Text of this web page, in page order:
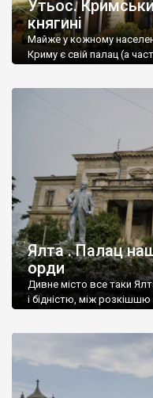
Утьос.
княгині
Майже у кожному
Криму є свій палац (а
Ялта . Палац
орди
Дивне місто все таки
і бідністю, між розкішшю